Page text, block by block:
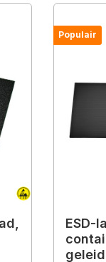
Populair
ESD-